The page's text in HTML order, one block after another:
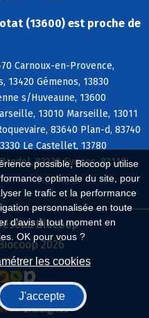
possible, Biocoop utilise
optimale du site, pour
le trafic et la performance
personnalisée en toute
d'avis à tout moment en
OK pour vous ?
les cookies
J'accepte
(13600) est proche de
Carnoux-en-Provence,
13420 Gémenos, 13830
s/Huveaune, 13600
13010 Marseille, 13011
83640 Plan-d, 83740
Le Castellet, 13780
83330 Evenos, 83110
Biocoop
2026